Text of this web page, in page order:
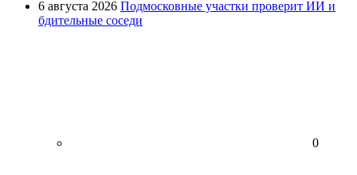
6 августа 2026 Подмосковные участки проверит ИИ и
бдительные соседи
0